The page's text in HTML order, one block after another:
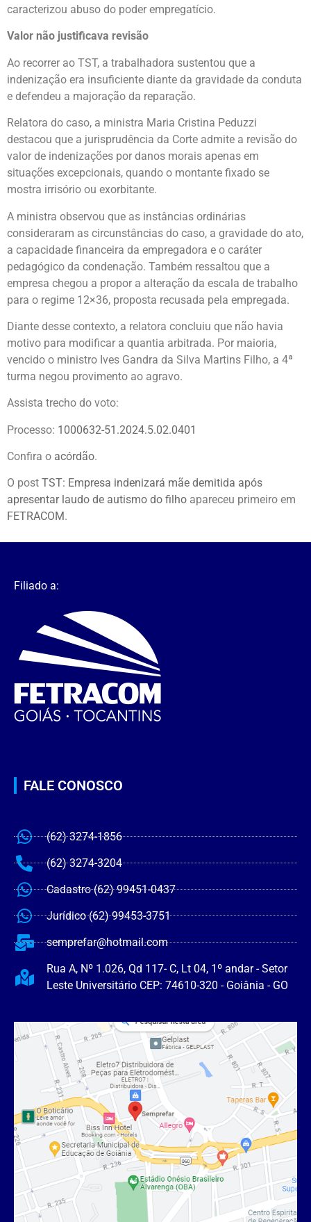
caracterizou abuso do poder empregatício.
Valor não justificava revisão
Ao recorrer ao TST, a trabalhadora sustentou que a
indenização era insuficiente diante da gravidade da conduta
e defendeu a majoração da reparação.
Relatora do caso, a ministra Maria Cristina Peduzzi
destacou que a jurisprudência da Corte admite a revisão do
valor de indenizações por danos morais apenas em
situações excepcionais, quando o montante fixado se
mostra irrisório ou exorbitante.
A ministra observou que as instâncias ordinárias
consideraram as circunstâncias do caso, a gravidade do ato,
a capacidade financeira da empregadora e o caráter
pedagógico da condenação. Também ressaltou que a
empresa chegou a propor a alteração da escala de trabalho
para o regime 12×36, proposta recusada pela empregada.
Diante desse contexto, a relatora concluiu que não havia
motivo para modificar a quantia arbitrada. Por maioria,
vencido o ministro Ives Gandra da Silva Martins Filho, a 4ª
turma negou provimento ao agravo.
Assista trecho do voto:
Processo: 1000632-51.2024.5.02.0401
Confira o acórdão.
O post TST: Empresa indenizará mãe demitida após
apresentar laudo de autismo do filho apareceu primeiro em
FETRACOM.
Filiado a:
FALE CONOSCO
(62) 3274-1856
(62) 3274-3204
Cadastro (62) 99451-0437
Jurídico (62) 99453-3751
semprefar@hotmail.com
Rua A, Nº 1.026, Qd 117- C, Lt 04, 1º andar - Setor
Leste Universitário CEP: 74610-320 - Goiânia - GO